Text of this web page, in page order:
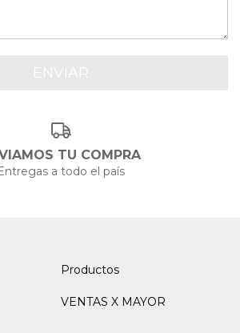
TU COMPRA
a todo el país
Productos
VENTAS X MAYOR